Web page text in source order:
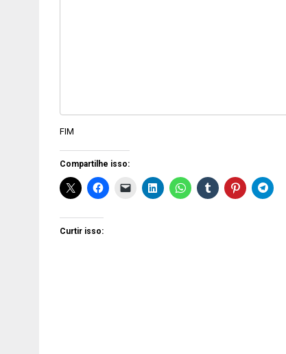
FIM
Compartilhe isso:
Curtir isso: